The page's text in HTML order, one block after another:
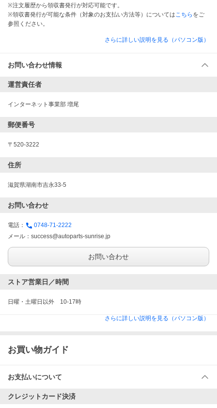
※注文履歴から領収書発行が対応可能です。
※領収書発行が可能な条件（対象のお支払い方法等）についてはこちら をご
参照ください。
さらに詳しい説明を見る（パソコン版）
お問い合わせ情報
運営責任者
インターネット事業部 増尾
郵便番号
〒520-3222
住所
滋賀県湖南市吉永33-5
お問い合わせ
電話：
0748-71-2222
メール： success@autoparts-sunrise.jp
お問い合わせ
ストア営業日／時間
日曜・土曜日以外　10-17時
さらに詳しい説明を見る（パソコン版）
お買い物ガイド
お支払いについて
クレジットカード決済